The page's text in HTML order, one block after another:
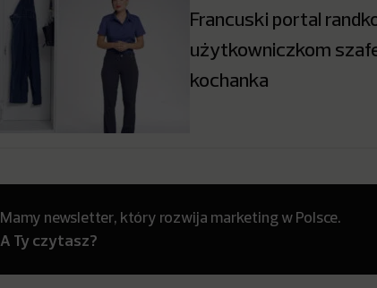
Francuski portal
użytkowniczkom
kochanka
Mamy newsletter, który rozwija marketing w Polsce.
A Ty czytasz?